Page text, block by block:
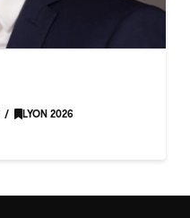
LYON 2026